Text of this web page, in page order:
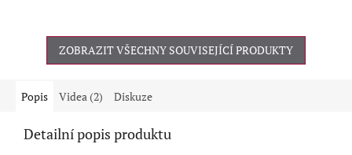
ZOBRAZIT VŠECHNY SOUVISEJÍCÍ PRODUKTY
Popis Videa (2) Diskuze
Detailní popis produktu